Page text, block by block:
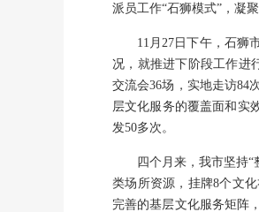
派员工作“石狮模式”，凝
11月27日下午，石狮
况，就推进下阶段工作进
交流会36场，实地走访84
层文化服务的覆盖面和实
发50多次。
四个月来，我市坚持
类场所资源，挂牌8个文
完善的基层文化服务矩阵